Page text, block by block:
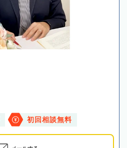
初回相談無料